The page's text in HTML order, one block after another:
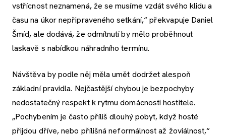
vstřícnost neznamená, že se musíme vzdát svého klidu a
času na úkor nepřipraveného setkání,“ překvapuje Daniel
Šmíd, ale dodává, že odmítnutí by mělo proběhnout
laskavě s nabídkou náhradního termínu.
Návštěva by podle něj měla umět dodržet alespoň
základní pravidla. Nejčastější chybou je bezpochyby
nedostatečný respekt k rytmu domácnosti hostitele.
„Pochybením je často příliš dlouhý pobyt, když hosté
přijdou dříve, nebo přílišná neformálnost až žoviálnost,“